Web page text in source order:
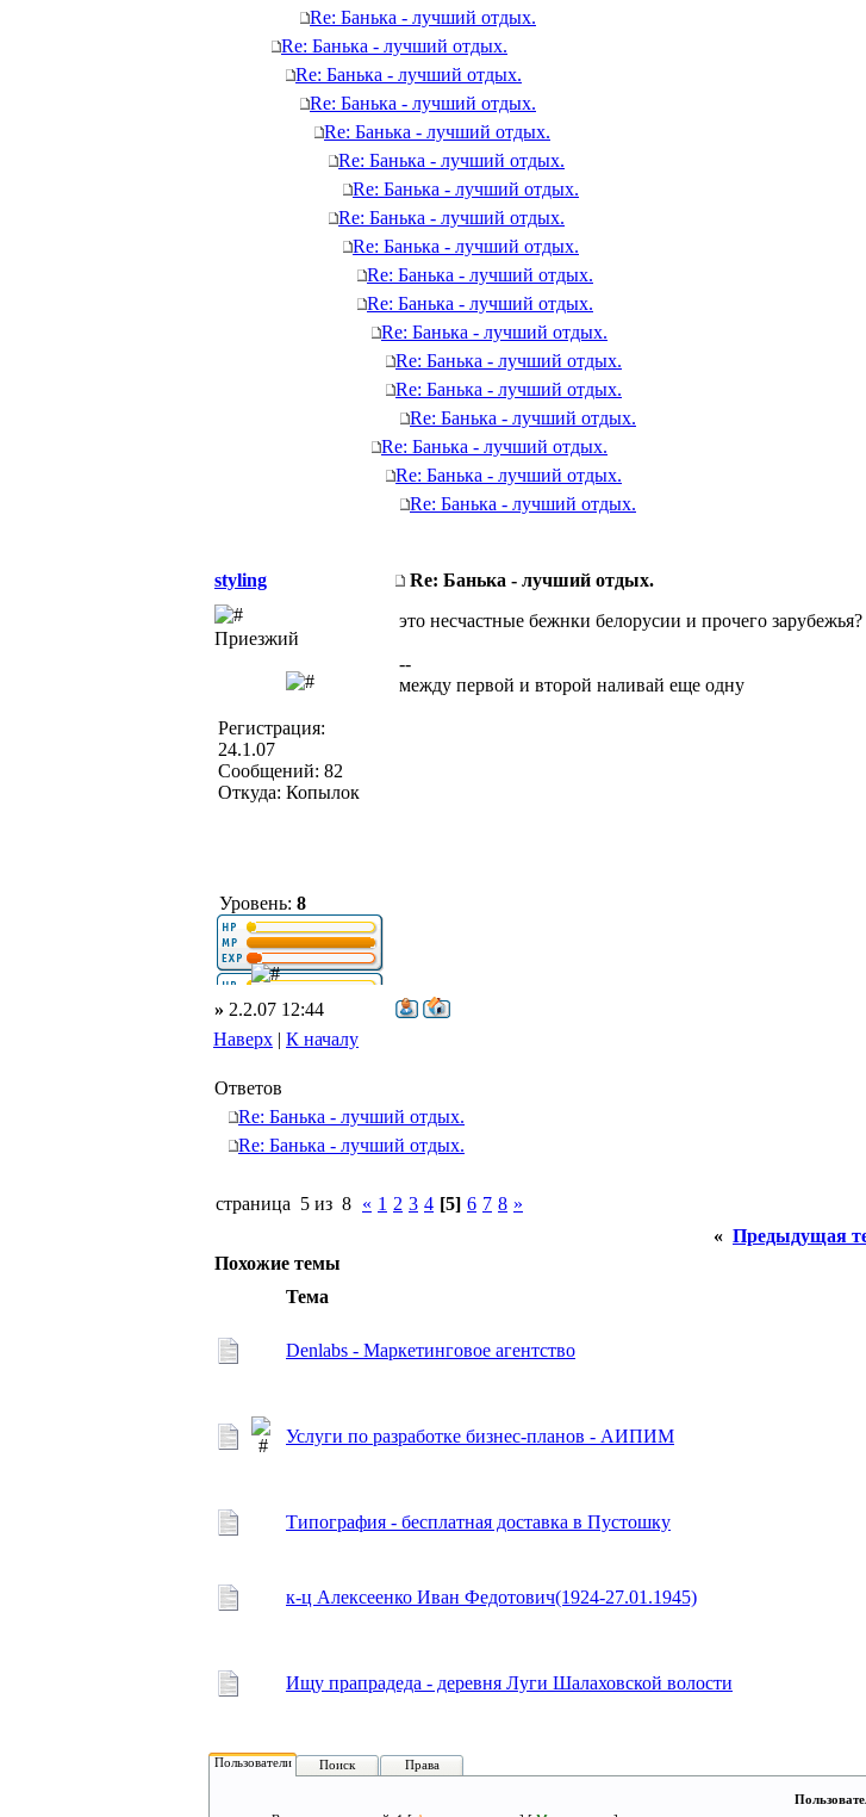
Re: Банька - лучший отдых.
Re: Банька - лучший отдых.
Re: Банька - лучший отдых.
Re: Банька - лучший отдых.
Re: Банька - лучший отдых.
Re: Банька - лучший отдых.
Re: Банька - лучший отдых.
Re: Банька - лучший отдых.
Re: Банька - лучший отдых.
Re: Банька - лучший отдых.
Re: Банька - лучший отдых.
Re: Банька - лучший отдых.
Re: Банька - лучший отдых.
Re: Банька - лучший отдых.
Re: Банька - лучший отдых.
Re: Банька - лучший отдых.
Re: Банька - лучший отдых.
Re: Банька - лучший отдых.
styling Re: Банька - лучший отдых.
Приезжий
Регистрация:
24.1.07
Сообщений: 82
Откуда: Копылок
Уровень: 8
это несчастные бежнки белорусии и прочего зарубежья?
--
между первой и второй наливай еще одну
» 2.2.07 12:44
Наверх | К началу
Ответов
Re: Банька - лучший отдых.
Re: Банька - лучший отдых.
страница 5 из 8 « 1 2 3 4 [5] 6 7 8 »
« Предыдущая
Похожие темы
Тема
Denlabs - Маркетинговое агентство
Услуги по разработке бизнес-планов - АИПИМ
Типография - бесплатная доставка в Пустошку
к-ц Алексеенко Иван Федотович(1924-27.01.1945)
Ищу прапрадеда - деревня Луги Шалаховской волости
Пользователи Поиск Права